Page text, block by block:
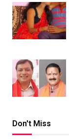
Don't Miss